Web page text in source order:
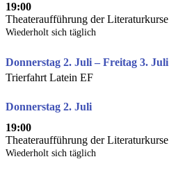
19:00
Theateraufführung der Literaturkurse
Wiederholt sich täglich
Donnerstag 2. Juli – Freitag 3. Juli
Trierfahrt Latein EF
Donnerstag 2. Juli
19:00
Theateraufführung der Literaturkurse
Wiederholt sich täglich